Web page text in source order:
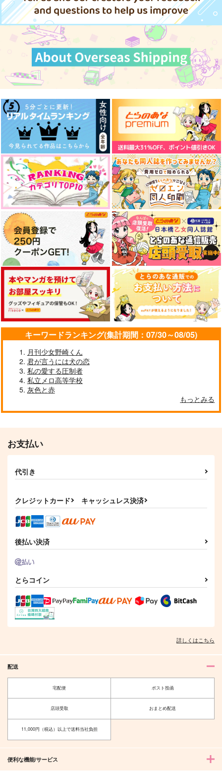
exil
944 円（税込）
錫高野与四郎
サンプル
作品詳細
気分次第
787 （税込）
ヴィクトル×勝生勇利
サンプル
作品詳細
休日出勤
1,132 （税込）
竈門炭治郎×時透無一郎
サンプル
作品詳細
ほどけない恋のかたち
こまち屋
円（税込）
サンプル
作品詳細
命はお前のかたちをし
ている
はっぴ～米ぴかり
787円
食満留三郎×善法寺伊作
恋のかたちをしている
BCH+
1,887円（税込）
運命のかたち
865円（税込）
鬼太郎×水木
サンプル
作品詳細
かたちをかえてもあい
作品詳細
キーワードランキング(集計期間：07/30～08/05)
月刊少女野崎くん
君が言うには犬の恋
私の愛する圧制者
私立メロ高等学校
灰色と赤
もっとみる
お支払い
代引き
クレジットカード キャッシュレス決済
後払い決済
とらコイン
詳しくはこちら
配送
宅配便 ポスト投函
店頭受取 おまとめ配送
11,000円（税込）以上で送料当社負担
便利な機能/サービス